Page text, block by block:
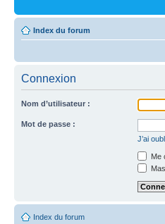
Index du forum
Connexion
Nom d’utilisateur :
Mot de passe :
J’ai
Me
Index du forum